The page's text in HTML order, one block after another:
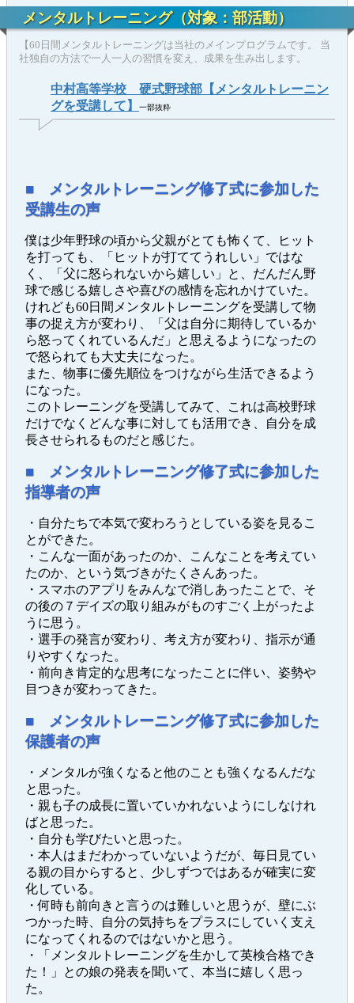
メンタルトレーニング（対象：部活動）
【60日間メンタルトレーニングは当社のメインプログラムです。 当
社独自の方法で一人一人の習慣を変え、成果を生み出します。
中村高等学校 硬式野球部【メンタルトレーニン
グを受講して】
一部抜粋
■ メンタルトレーニング修了式に参加した
受講生の声
僕は少年野球の頃から父親がとても怖くて、ヒット
を打っても、「ヒットが打ててうれしい」ではな
く、「父に怒られないから嬉しい」と、だんだん野
球で感じる嬉しさや喜びの感情を忘れかけていた。
けれども60日間メンタルトレーニングを受講して物
事の捉え方が変わり、「父は自分に期待しているか
ら怒ってくれているんだ」と思えるようになったの
で怒られても大丈夫になった。
また、物事に優先順位をつけながら生活できるよう
になった。
このトレーニングを受講してみて、これは高校野球
だけでなくどんな事に対しても活用でき、自分を成
長させられるものだと感じた。
■ メンタルトレーニング修了式に参加した
指導者の声
・自分たちで本気で変わろうとしている姿を見るこ
とができた。
・こんな一面があったのか、こんなことを考えてい
たのか、という気づきがたくさんあった。
・スマホのアプリをみんなで消しあったことで、そ
の後の７デイズの取り組みがものすごく上がったよ
うに思う。
・選手の発言が変わり、考え方が変わり、指示が通
りやすくなった。
・前向き肯定的な思考になったことに伴い、姿勢や
目つきが変わってきた。
■ メンタルトレーニング修了式に参加した
保護者の声
・メンタルが強くなると他のことも強くなるんだな
と思った。
・親も子の成長に置いていかれないようにしなけれ
ばと思った。
・自分も学びたいと思った。
・本人はまだわかっていないようだが、毎日見てい
る親の目からすると、少しずつではあるが確実に変
化している。
・何時も前向きと言うのは難しいと思うが、壁にぶ
つかった時、自分の気持ちをプラスにしていく支え
になってくれるのではないかと思う。
・「メンタルトレーニングを生かして英検合格でき
た！」との娘の発表を聞いて、本当に嬉しく思っ
た。